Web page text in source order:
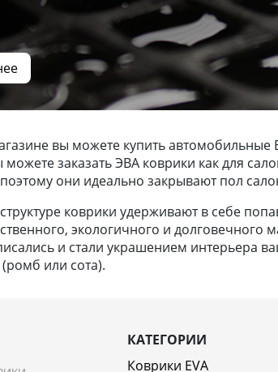
вы можете купить автомобильные
можете заказать ЭВА коврики как для
они идеально закрывают пол
коврики удерживают в себе
экологичного и долговечного
и стали украшением интерьера
(ромб или сота).
КАТЕГОРИИ
Коврики EVA